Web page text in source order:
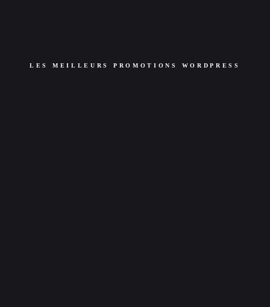
LES MEILLEURS PROMOTIONS WORDPRESS